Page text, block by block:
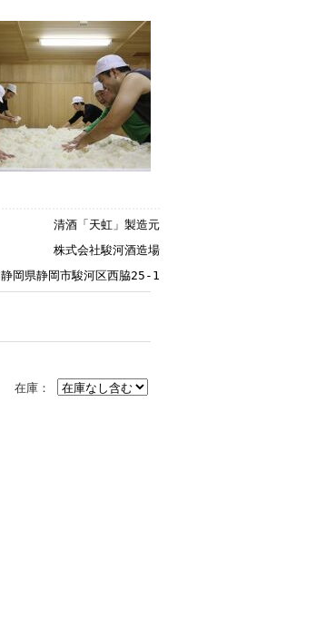
清酒「天虹」製造元
株式会社駿河酒造場
静岡県静岡市駿河区西脇25-1
在庫：